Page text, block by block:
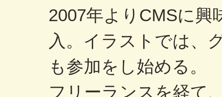
2007年よりCMSに興
入。イラストでは、
も参加をし始める。
フリーランスを経て